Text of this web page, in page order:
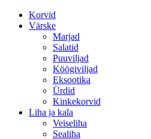
Korvid
Värske
Marjad
Salatid
Puuviljad
Köögiviljad
Eksootika
Ürdid
Kinkekorvid
Liha ja kala
Veiseliha
Sealiha